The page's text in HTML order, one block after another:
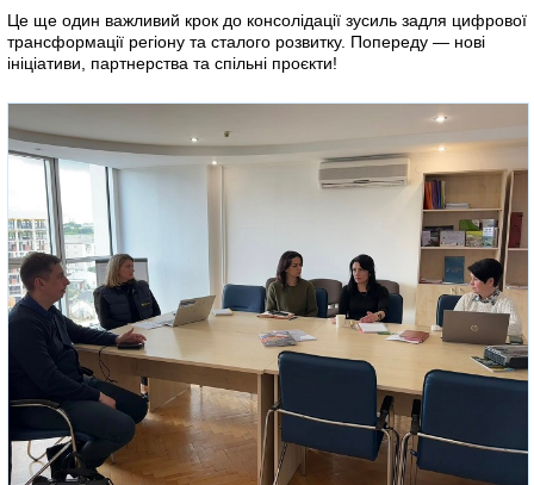
Це ще один важливий крок до консолідації зусиль задля цифрової
трансформації регіону та сталого розвитку. Попереду — нові
ініціативи, партнерства та спільні проєкти!